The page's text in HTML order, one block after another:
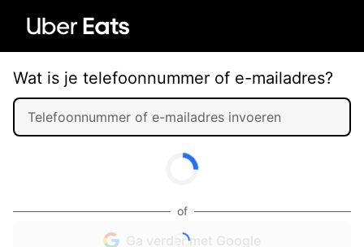
Wat is je telefoonnummer of e-mailadres?
of
Ga verder met Google